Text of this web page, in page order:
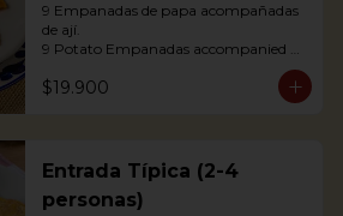
9 Empanadas de papa acompañadas
de ají.
9 Potato Empanadas accompanied
$19.900
Entrada Típica (2-4
personas)